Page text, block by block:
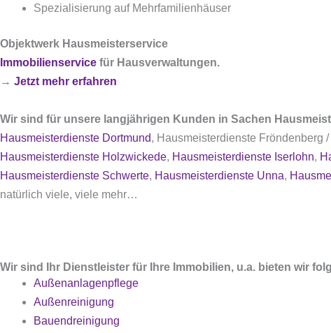
Spezialisierung auf Mehrfamilienhäuser
Objektwerk Hausmeisterservice
Immobilienservice für Hausverwaltungen.
→ Jetzt mehr erfahren
Wir sind für unsere langjährigen Kunden in Sachen
Hausmeisterdienste Dortmund, Hausmeisterdienste Fröndenberg /
Hausmeisterdienste Holzwickede, Hausmeisterdienste Iserlohn,
Hausmeisterdienste Schwerte, Hausmeisterdienste Unna,
natürlich viele, viele mehr…
Wir sind Ihr Dienstleister für Ihre Immobilien, u.a. bieten wir
Außenanlagenpflege
Außenreinigung
Bauendreinigung